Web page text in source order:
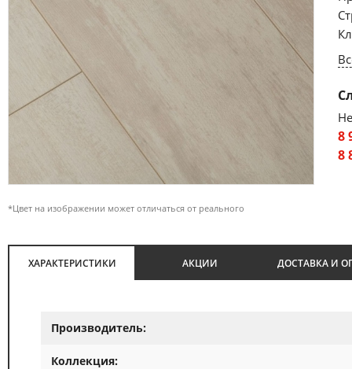
*Цвет на изображении может отличаться от реального
8
8
ХАРАКТЕРИСТИКИ АКЦИИ ДОСТАВКА И
Производитель:
Коллекция: